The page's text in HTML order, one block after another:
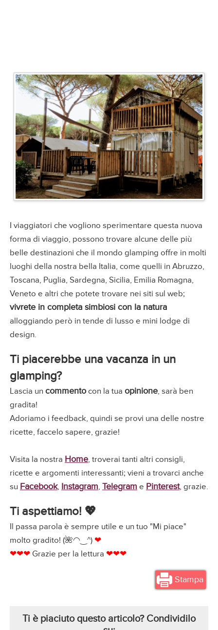
I viaggiatori che vogliono sperimentare questa nuova
forma di viaggio, possono trovare alcune delle più
belle destinazioni che il mondo glamping offre in molti
luoghi della nostra bella Italia, come quelli in Abruzzo,
Toscana, Puglia, Sardegna, Sicilia, Emilia Romagna,
Veneto e altri che potete trovare nei siti sul web;
vivrete in completa simbiosi con la natura
alloggiando però in tende di lusso e mini lodge di
design.
Ti piacerebbe una vacanza in un
glamping?
Lascia un commentocon la tua opinione, sarà ben
gradita!
Adoriamo i feedback, quindi se provi una delle nostre
ricette, faccelo sapere, grazie!
Visita la nostra Home, troverai tanti altri consigli,
ricette e argomenti interessanti; vieni a trovarci anche
su Facebook, Instagram, Telegram e Pinterest, grazie.
Ti aspettiamo! 💖
Il passa parola è sempre utile e un tuo "Mi piace"
molto gradito! (🌺◠‿^) ❤
❤❤❤ Grazie per la lettura ❤❤❤
Stampa
Ti è piaciuto questo articolo? Condividilo